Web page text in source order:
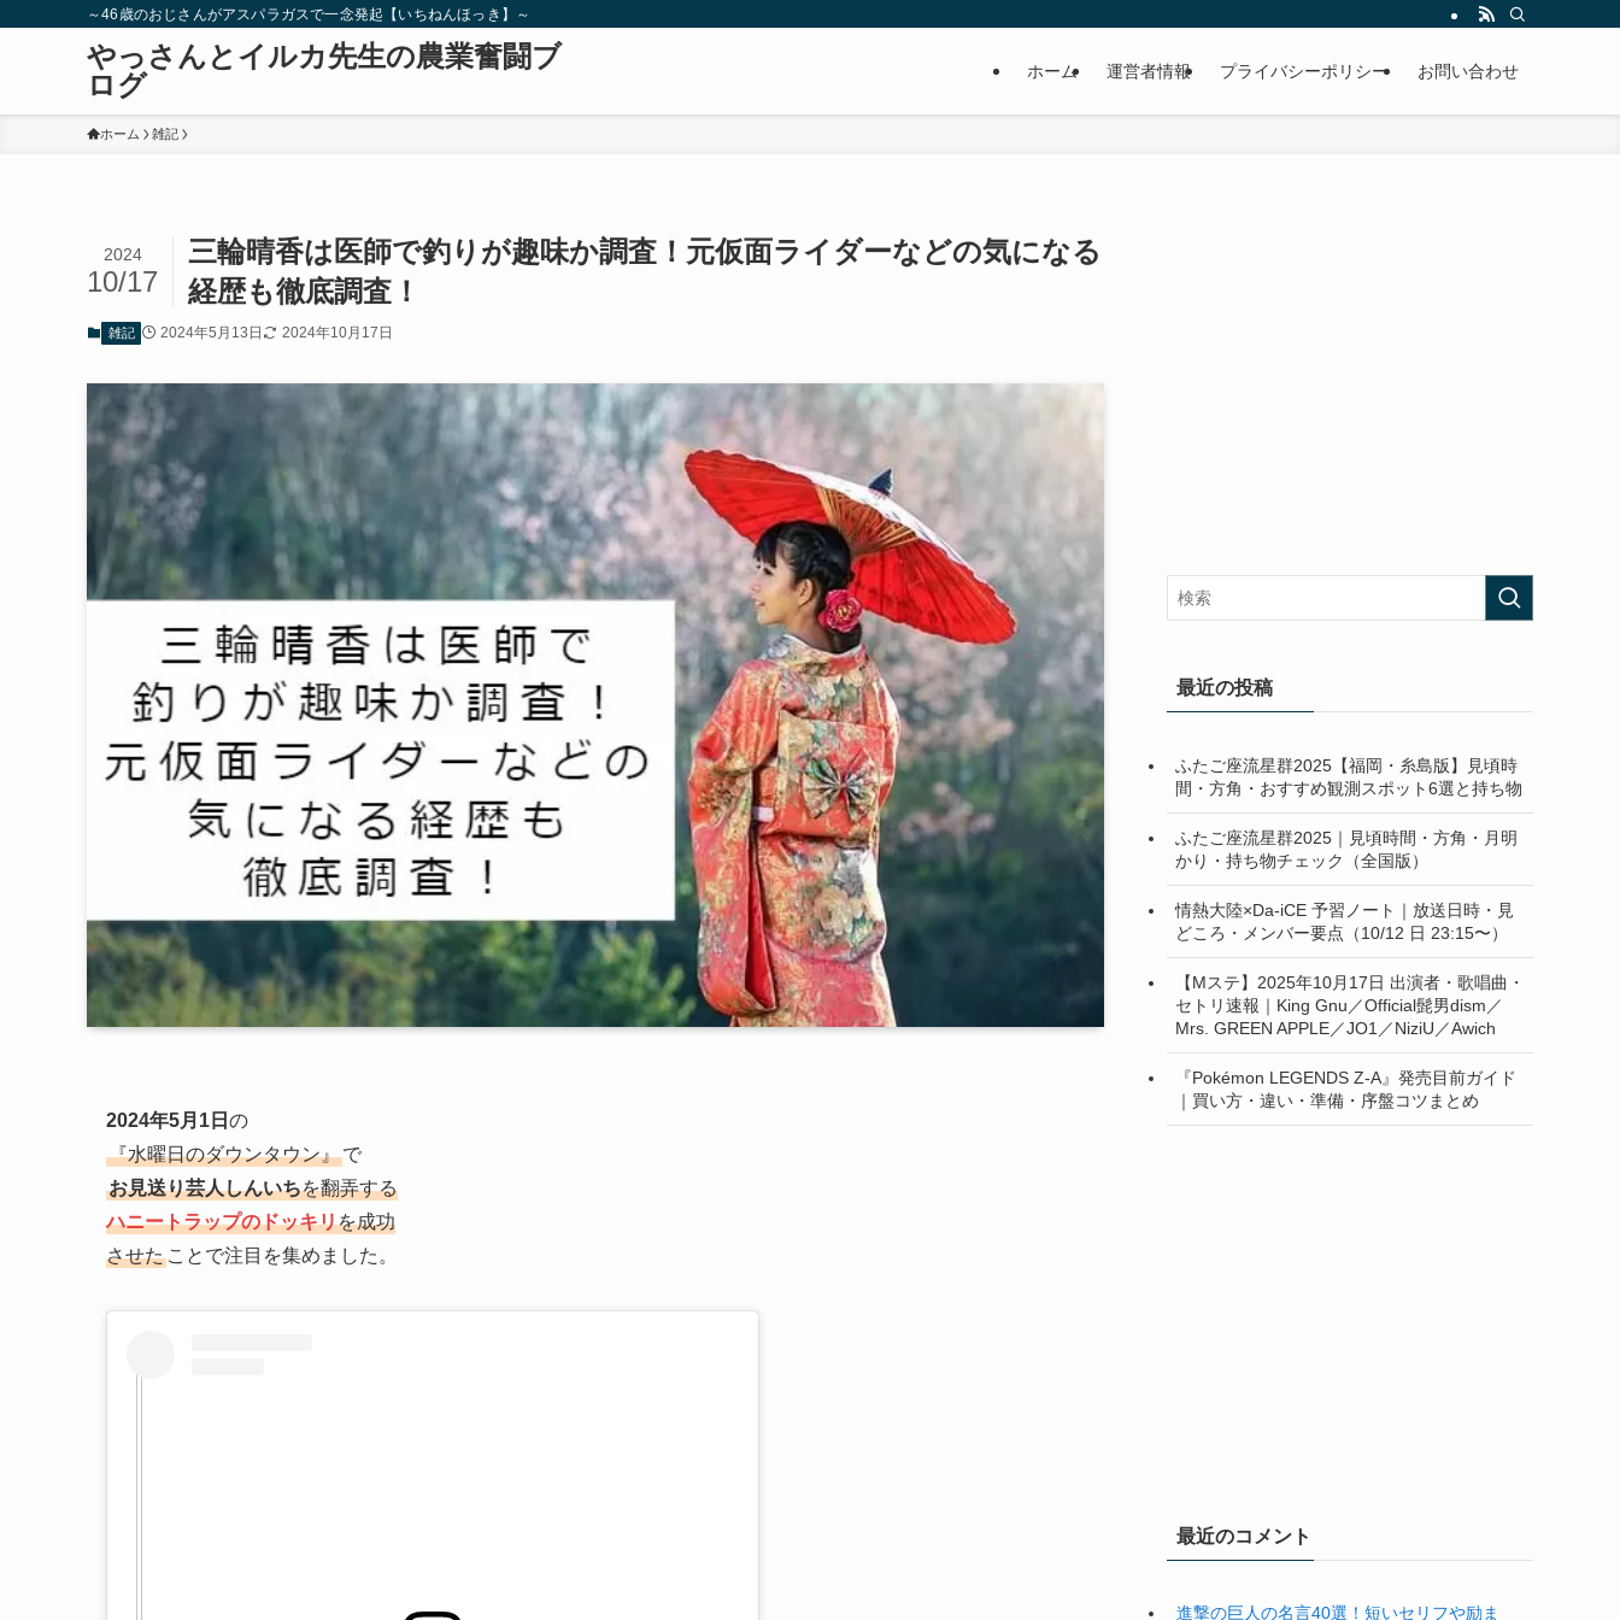
～46歳のおじさんがアスパラガスで一念発起【いちねんほっき】～
やっさんとイルカ先生の農業奮闘ブ
ログ
ホーム 運営者情報 プライバシーポリシー お問い合わせ
ホーム 雑記
三輪晴香は医師で釣りが趣味か調査！元仮面ライダーなどの気になる
経歴も徹底調査！
2024
10/17
雑記 2024年5月13日 2024年10月17日
2024年5月1日 の
『水曜日のダウンタウン』で
お見送り芸人しんいちを翻弄する
ハニートラップのドッキリを成功
させた ことで注目を集めました。
最近の投稿
ふたご座流星群2025【福岡・糸島版】見頃時
間・方角・おすすめ観測スポット6選と持ち物
ふたご座流星群2025｜見頃時間・方角・月明
かり・持ち物チェック（全国版）
情熱大陸×Da-iCE 予習ノート｜放送日時・見
どころ・メンバー要点（10/12 日 23:15〜）
【Mステ】2025年10月17日 出演者・歌唱曲・
セトリ速報｜King Gnu／Official髭男dism／
Mrs. GREEN APPLE／JO1／NiziU／Awich
『Pokémon LEGENDS Z-A』発売目前ガイド
｜買い方・違い・準備・序盤コツまとめ
最近のコメント
進撃の巨人の名言40選！短いセリフや励ま